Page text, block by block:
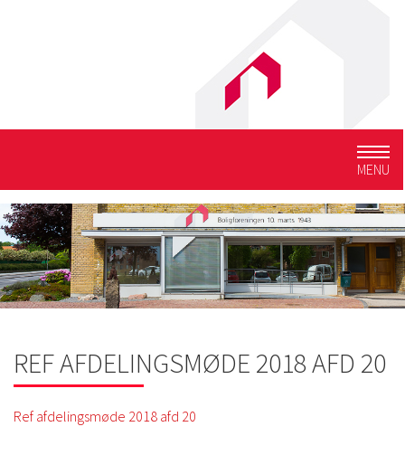
MENU
REF AFDELINGSMØDE 2018 AFD 20
Ref afdelingsmøde 2018 afd 20